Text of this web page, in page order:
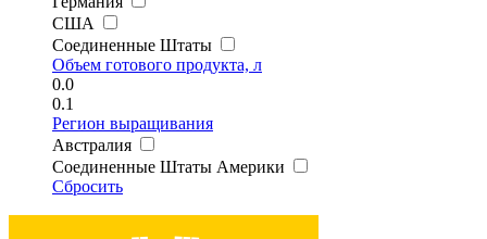
США
Соединенные Штаты
Объем готового продукта, л
0.0
0.1
Регион выращивания
Австралия
Соединенные Штаты Америки
Сбросить